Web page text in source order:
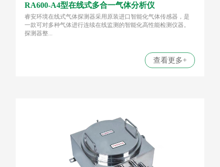
RA600-A4型在线式多合一气体分析仪
睿安环境在线式气体探测器采用原装进口智能化气体传感器，是
一款可对多种气体进行连续在线监测的智能化高性能检测仪器。
探测器整...
查看更多+